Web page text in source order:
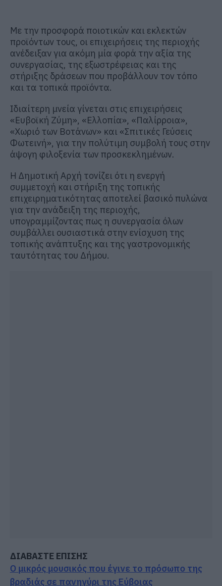
Με την προσφορά ποιοτικών και εκλεκτών
προϊόντων τους, οι επιχειρήσεις της περιοχής
ανέδειξαν για ακόμη μία φορά την αξία της
συνεργασίας, της εξωστρέφειας και της
στήριξης δράσεων που προβάλλουν τον τόπο
και τα τοπικά προϊόντα.
Ιδιαίτερη μνεία γίνεται στις επιχειρήσεις
«Ευβοϊκή Ζύμη», «Ελλοπία», «Παλίρροια»,
«Χωριό των Βοτάνων» και «Σπιτικές Γεύσεις
Φωτεινή», για την πολύτιμη συμβολή τους στην
άψογη φιλοξενία των προσκεκλημένων.
Η Δημοτική Αρχή τονίζει ότι η ενεργή
συμμετοχή και στήριξη της τοπικής
επιχειρηματικότητας αποτελεί βασικό πυλώνα
για την ανάδειξη της περιοχής,
υπογραμμίζοντας πως η συνεργασία όλων
συμβάλλει ουσιαστικά στην ενίσχυση της
τοπικής ανάπτυξης και της γαστρονομικής
ταυτότητας του Δήμου.
ΔΙΑΒΑΣΤΕ ΕΠΙΣΗΣ
Ο μικρός μουσικός που έγινε το πρόσωπο της
βραδιάς σε πανηγύρι της Εύβοιας